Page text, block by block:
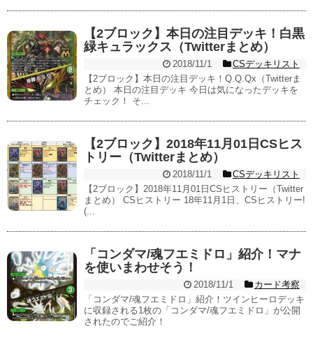
【2ブロック】本日の注目デッキ！白黒
緑キュラックス（Twitterまとめ）
2018/11/1
CSデッキリスト
【2ブロック】本日の注目デッキ！Q.Q.Qx（Twitterま
とめ） 本日の注目デッキ 今日は気になったデッキを
チェック！ そ...
【2ブロック】2018年11月01日CSヒス
トリー（Twitterまとめ）
2018/11/1
CSデッキリスト
【2ブロック】2018年11月01日CSヒストリー（Twitter
まとめ） CSヒストリー 18年11月1日、CSヒストリー!
(...
「コンダマ/魂フエミドロ」紹介！マナ
を使いまわせそう！
2018/11/1
カード考察
「コンダマ/魂フエミドロ」紹介！ツインヒーロデッキ
に収録される1枚の「コンダマ/魂フエミドロ」が公開
されたのでご紹介！